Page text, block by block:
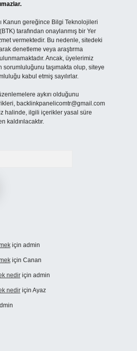
Kanun gereğince Bilgi Teknolojileri
tarafından onaylanmış bir Yer
vermektedir. Bu nedenle, sitedeki
denetleme veya araştırma
Ancak, üyelerimiz
sorumluluğunu taşımakta olup, siteye
kabul etmiş sayılırlar.
aykırı olduğunu
backlinkpanelicomtr@gmail.com
halinde, ilgili içerikler yasal süre
kaldırılacaktır.
için admin
için Canan
nediriçin admin
nediriçin Ayaz